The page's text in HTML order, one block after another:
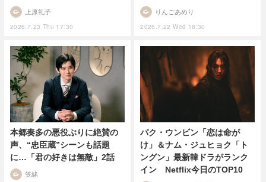
2026.7.23 Thu 17:30
上原礼子
2026.7.22 Wed 18:30
りんごあめり
本郷奏多の悪役ぶりに絶賛の
声、“忠臣蔵”シーンも話題
に…「君の好きは無敵」2話
笠緒
パク・ウンビン「恋は命が
け」＆ナム・ジュヒョク「ト
ングン」最新韓ドラがランク
イン Netflix今日のTOP10